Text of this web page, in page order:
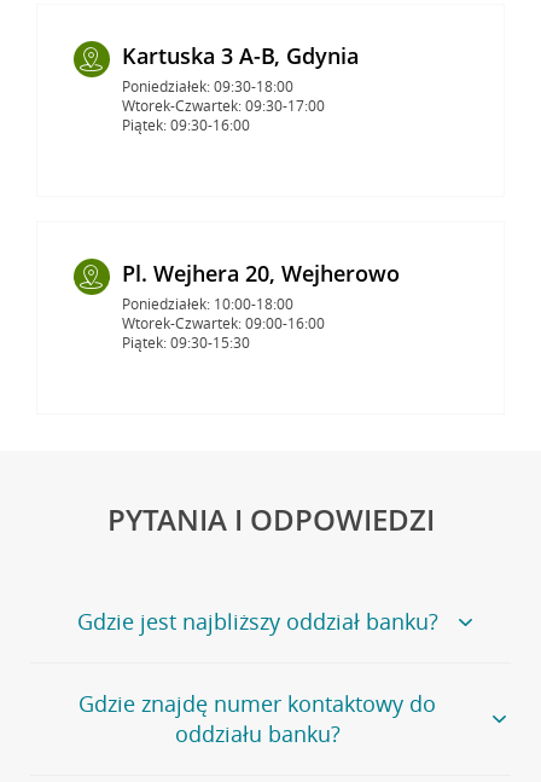
Kartuska 3 A-B, Gdynia
Poniedziałek: 09:30-18:00
Wtorek-Czwartek: 09:30-17:00
Piątek: 09:30-16:00
Pl. Wejhera 20, Wejherowo
Poniedziałek: 10:00-18:00
Wtorek-Czwartek: 09:00-16:00
Piątek: 09:30-15:30
PYTANIA I ODPOWIEDZI
Gdzie jest najbliższy oddział banku?
Jeśli szukasz oddziału naszego banku, zapraszamy na
stronęPlacówki i bankomaty, na której znajduje się
wygodna wyszukiwarka.
Gdzie znajdę numer kontaktowy do
oddziału banku?